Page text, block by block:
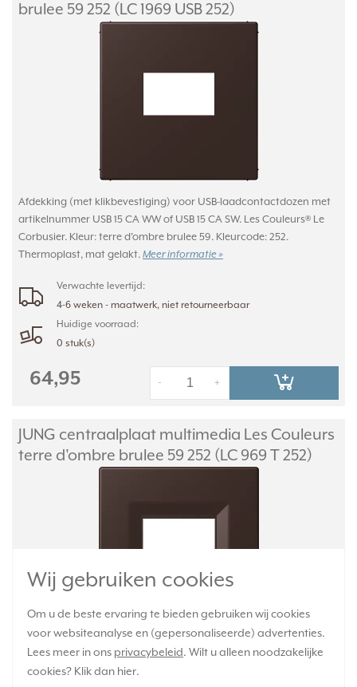
Wij gebruiken cookies
Om u de beste ervaring te bieden gebruiken wij cookies
voor websiteanalyse en (gepersonaliseerde) advertenties.
Lees meer in ons privacybeleid. Wilt u alleen noodzakelijke
cookies? Klik dan hier.
brulee 59 252 (LC 1969 USB 252)
Afdekking (met klikbevestiging) voor USB-laadcontactdozen met
artikelnummer USB 15 CA WW of USB 15 CA SW. Les Couleurs® Le
Corbusier. Kleur: terre d'ombre brulee 59. Kleurcode: 252.
Thermoplast, mat gelakt. Meer informatie »
Verwachte levertijd:
4-6 weken - maatwerk, niet retourneerbaar
Huidige voorraad:
0 stuk(s)
64,95 +
-
JUNG centraalplaat multimedia Les Couleurs
terre d'ombre brulee 59 252 (LC 969 T 252)
Centraalplaat als afdekking voor luidspreker inbouw
binnenwerken. LC969. Les Couleurs® Le Corbusier. Kleur: terre